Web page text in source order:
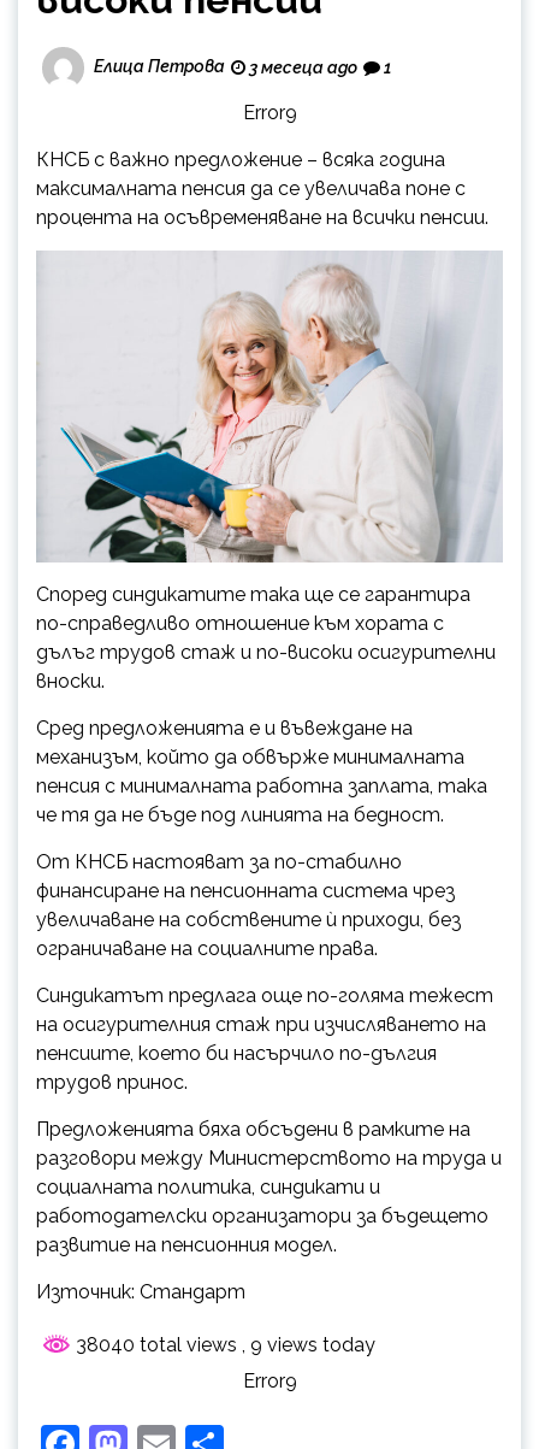
Елица Петрова 3 месеца ago 1
Error9
КНСБ с важно предложение – всяка година
максималната пенсия да се увеличава поне с
процента на осъвременяване на всички пенсии.
Според синдикатите така ще се гарантира
по-справедливо отношение към хората с
дълъг трудов стаж и по-високи осигурителни
вноски.
Сред предложенията е и въвеждане на
механизъм, който да обвърже минималната
пенсия с минималната работна заплата, така
че тя да не бъде под линията на бедност.
От КНСБ настояват за по-стабилно
финансиране на пенсионната система чрез
увеличаване на собствените ѝ приходи, без
ограничаване на социалните права.
Синдикатът предлага още по-голяма тежест
на осигурителния стаж при изчисляването на
пенсиите, което би насърчило по-дългия
трудов принос.
Предложенията бяха обсъдени в рамките на
разговори между Министерството на труда и
социалната политика, синдикати и
работодателски организатори за бъдещето
развитие на пенсионния модел.
Източник: Стандарт
38040 total views , 9 views today
Error9